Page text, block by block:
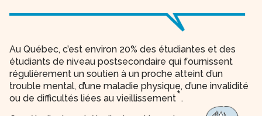
Au Québec, c’est environ 20% des étudiantes et des
étudiants de niveau postsecondaire qui fournissent
régulièrement un soutien à un proche atteint d’un
trouble mental, d’une maladie physique, d’une invalidité
ou de difficultés liées au vieillissement*.